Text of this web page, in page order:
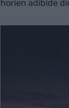
horien adibide